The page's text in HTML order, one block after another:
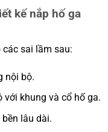
kế nắp hố ga
sai lầm sau:
nội bộ.
với khung và cổ hố ga.
lâu dài.